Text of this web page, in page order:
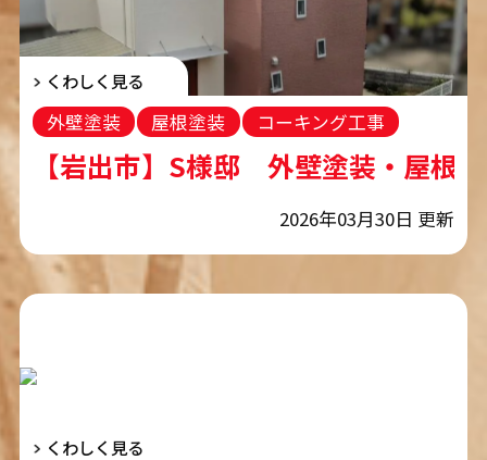
くわしく見る
【岩出市】S様邸 外壁塗装・屋根
2026年03月30日 更新
外壁塗装 屋根塗装 コーキング工事
くわしく見る